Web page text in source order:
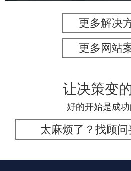
更多解决
更多网站
让决策变
好的开始是成
太麻烦了？找顾